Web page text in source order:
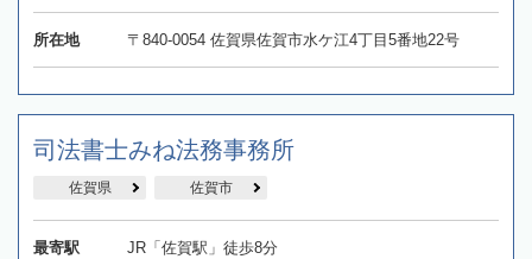
所在地 〒840-0054 佐賀県佐賀市水ケ江4丁目5番地22号
司法書士みね法務事務所
佐賀県 佐賀市
最寄駅 JR「佐賀駅」徒歩8分